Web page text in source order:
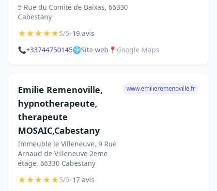
5 Rue du Comité de Baixas, 66330
Cabestany
★★★★★5/5•19 avis
📞+33744750145🌐Site web 📍 Google Maps
Emilie Remenoville,
hypnotherapeute,
therapeute
MOSAIC,Cabestany
Immeuble le Villeneuve, 9 Rue
Arnaud de Villeneuve 2eme
étage, 66330 Cabestany
www.emilieremenoville.fr
★★★★★5/5•17 avis